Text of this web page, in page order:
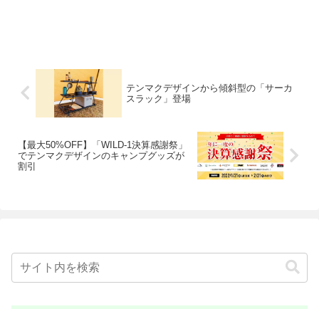
テンマクデザインから傾斜型の「サーカ
スラック」登場
【最大50%OFF】「WILD-1決算感謝祭」
でテンマクデザインのキャンプグッズが
割引